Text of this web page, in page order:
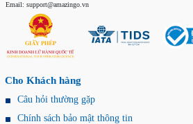
Email: support@amazingo.vn
Cho Khách hàng
Câu hỏi thường gặp
Chính sách bảo mật thông tin